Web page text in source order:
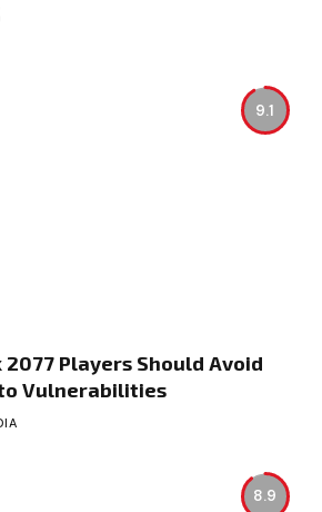
9.1
2077 Players Should Avoid
Vulnerabilities
8.9